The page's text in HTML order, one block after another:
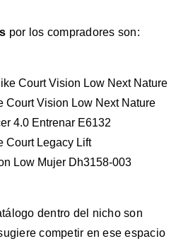
por los compradores son:
Court Vision Low Next Nature
Court Vision Low Next Nature
4.0 Entrenar E6132
Court Legacy Lift
Low Mujer Dh3158-003
dentro del nicho son
competir en ese espacio